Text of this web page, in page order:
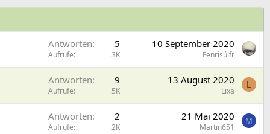
Antworten 5
Aufrufe 3K
10 September 2020
Fenrisúlfr
Antworten 9
Aufrufe 5K
13 August 2020
Lixa
L
Antworten 2
Aufrufe 2K
21 Mai 2020
Martin651
M